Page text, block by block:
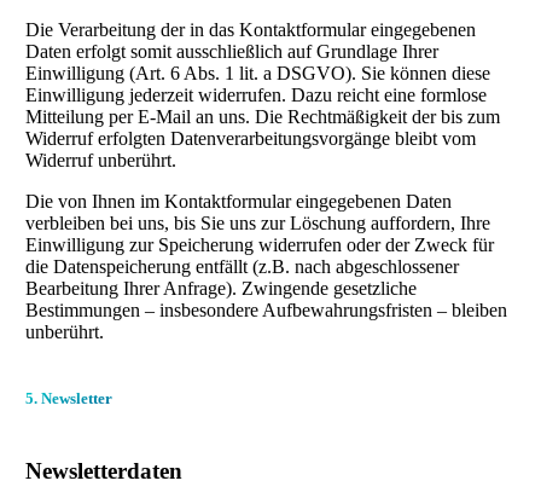
Die Verarbeitung der in das Kontaktformular eingegebenen
Daten erfolgt somit ausschließlich auf Grundlage Ihrer
Einwilligung (Art. 6 Abs. 1 lit. a DSGVO). Sie können diese
Einwilligung jederzeit widerrufen. Dazu reicht eine formlose
Mitteilung per E-Mail an uns. Die Rechtmäßigkeit der bis zum
Widerruf erfolgten Datenverarbeitungsvorgänge bleibt vom
Widerruf unberührt.
Die von Ihnen im Kontaktformular eingegebenen Daten
verbleiben bei uns, bis Sie uns zur Löschung auffordern, Ihre
Einwilligung zur Speicherung widerrufen oder der Zweck für
die Datenspeicherung entfällt (z.B. nach abgeschlossener
Bearbeitung Ihrer Anfrage). Zwingende gesetzliche
Bestimmungen – insbesondere Aufbewahrungsfristen – bleiben
unberührt.
5. Newsletter
Newsletterdaten